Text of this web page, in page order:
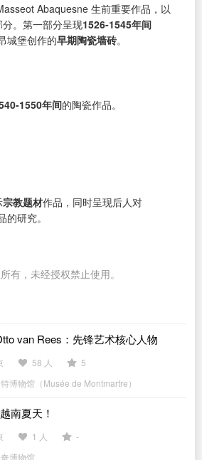
Abaquesne 生前重要作品，以
。第一部分呈现1526-1545年间
城堡创作的早期陶瓷墙砖。
1550年间的陶瓷作品。
宗教题材作品，同时呈现后人对
研究。
有，未经授权禁止使用。
van Rees：先锋艺术核心人物
58 人
5
博物馆（Musée de Montmartre）
南夏天！
1 人
-
博物馆